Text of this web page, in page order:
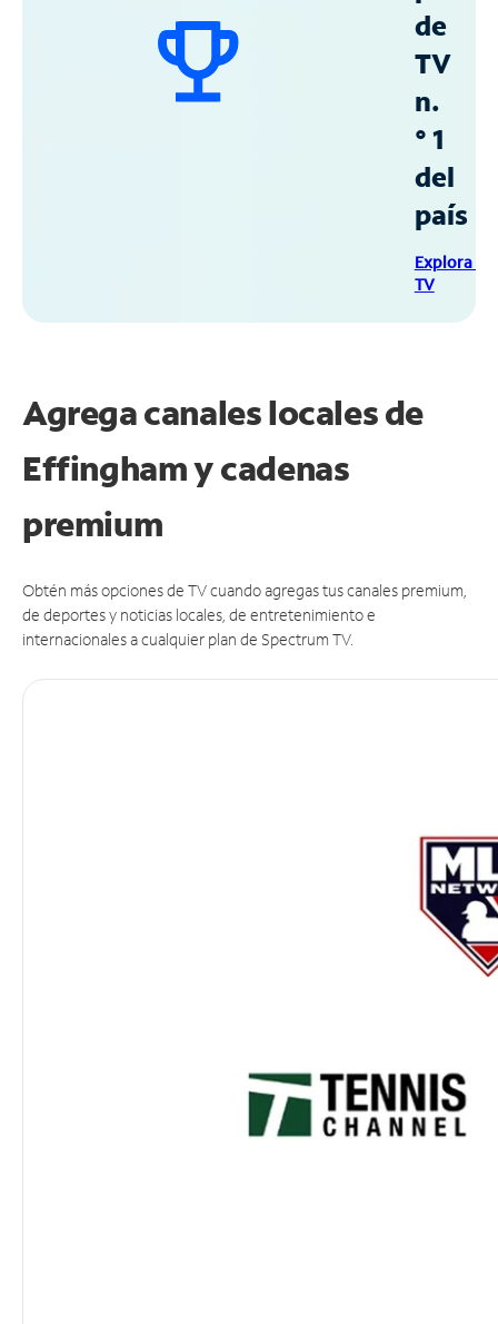
de
TV
n.
° 1
del
país
Explora
TV
Agrega canales locales de
Effingham y cadenas
premium
Obtén más opciones de TV cuando agregas tus canales premium,
de deportes y noticias locales, de entretenimiento e
internacionales a cualquier plan de Spectrum TV.